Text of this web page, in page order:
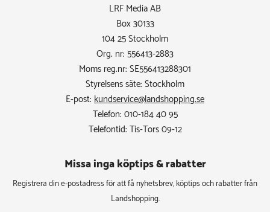
LRF Media AB
Box 30133
104 25 Stockholm
Org. nr: 556413-2883
Moms reg.nr: SE556413288301
Styrelsens säte: Stockholm
E-post: kundservice@landshopping.se
Telefon: 010-184 40 95
Telefontid: Tis-Tors 09-12
Missa inga köptips & rabatter​
Registrera din e-postadress för att få nyhetsbrev, köptips och rabatter från
Landshopping.